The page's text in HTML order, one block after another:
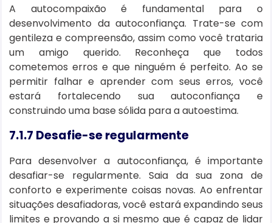
A autocompaixão é fundamental para o
desenvolvimento da autoconfiança. Trate-se com
gentileza e compreensão, assim como você trataria
um amigo querido. Reconheça que todos
cometemos erros e que ninguém é perfeito. Ao se
permitir falhar e aprender com seus erros, você
estará fortalecendo sua autoconfiança e
construindo uma base sólida para a autoestima.
7.1.7 Desafie-se regularmente
Para desenvolver a autoconfiança, é importante
desafiar-se regularmente. Saia da sua zona de
conforto e experimente coisas novas. Ao enfrentar
situações desafiadoras, você estará expandindo seus
limites e provando a si mesmo que é capaz de lidar